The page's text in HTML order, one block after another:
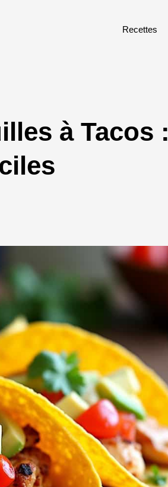
Recettes
à Tacos :